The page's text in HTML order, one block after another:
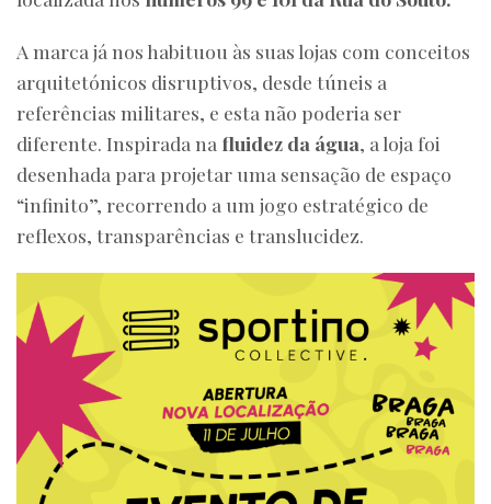
A marca já nos habituou às suas lojas com conceitos
arquitetónicos disruptivos, desde túneis a
referências militares, e esta não poderia ser
diferente. Inspirada na fluidez da água, a loja foi
desenhada para projetar uma sensação de espaço
“infinito”, recorrendo a um jogo estratégico de
reflexos, transparências e translucidez.